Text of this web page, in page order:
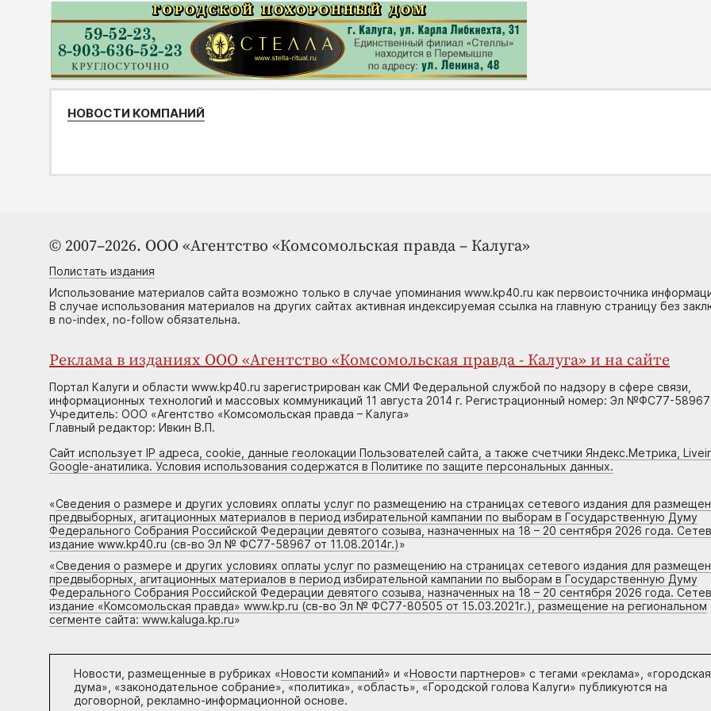
НОВОСТИ КОМПАНИЙ
© 2007–2026. ООО «Агентство «Комсомольская правда – Калуга»
Полистать издания
Использование материалов сайта возможно только в случае упоминания www.kp40.ru как первоисточника
В случае использования материалов на других сайтах активная индексируемая ссылка на главную страницу без
в no-index, no-follow обязательна.
Реклама в изданиях ООО «Агентство «Комсомольская правда - Калуга» и на сайте
Портал Калуги и области www.kp40.ru зарегистрирован как СМИ Федеральной службой по надзору в сфере связи,
информационных технологий и массовых коммуникаций 11 августа 2014 г. Регистрационный номер: Эл №ФС77-58967
Учредитель: ООО «Агентство «Комсомольская правда – Калуга»
Главный редактор: Ивкин В.П.
Сайт использует IP адреса, cookie, данные геолокации Пользователей сайта, а также счетчики Яндекс.Метрика,
Google-анатилика. Условия использования содержатся в Политике по защите персональных данных.
«Сведения о размере и других условиях оплаты услуг по размещению на страницах сетевого издания для
предвыборных, агитационных материалов в период избирательной кампании по выборам в Государственную Думу
Федерального Собрания Российской Федерации девятого созыва, назначенных на 18 – 20 сентября 2026 года.
издание www.kp40.ru (св-во Эл № ФС77-58967 от 11.08.2014г.)»
«Сведения о размере и других условиях оплаты услуг по размещению на страницах сетевого издания для
предвыборных, агитационных материалов в период избирательной кампании по выборам в Государственную Думу
Федерального Собрания Российской Федерации девятого созыва, назначенных на 18 – 20 сентября 2026 года.
издание «Комсомольская правда» www.kp.ru (св-во Эл № ФС77-80505 от 15.03.2021г.), размещение на региональном
сегменте сайта: www.kaluga.kp.ru»
Новости, размещенные в рубриках «Новости компаний» и «Новости партнеров» с тегами «реклама», «городская
дума», «законодательное собрание», «политика», «область», «Городской голова Калуги» публикуются на
договорной, рекламно-информационной основе.